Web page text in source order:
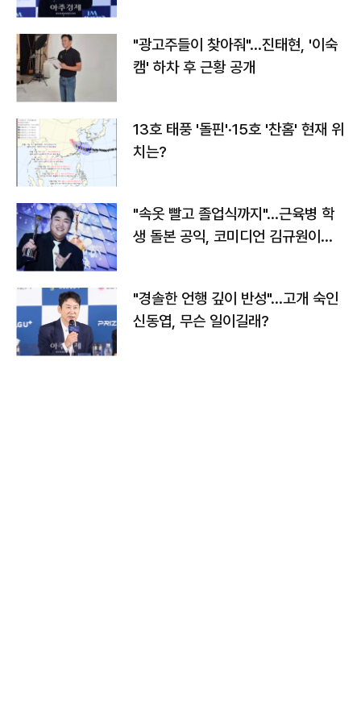
"광고주들이 찾아줘"…진태현, '이숙
캠' 하차 후 근황 공개
13호 태풍 '돌핀'·15호 '찬홈' 현재 위
치는?
"속옷 빨고 졸업식까지"…근육병 학
생 돌본 공익, 코미디언 김규원이었
"경솔한 언행 깊이 반성"…고개 숙인
신동엽, 무슨 일이길래?